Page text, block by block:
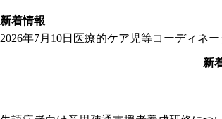
新着情報
2026年7月10日 医療的ケア児等コーディネ
新